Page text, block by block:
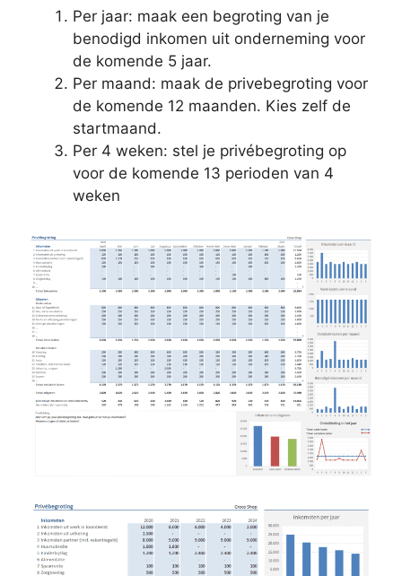
Per jaar: maak een begroting van je
benodigd inkomen uit onderneming voor
de komende 5 jaar.
Per maand: maak de privebegroting voor
de komende 12 maanden. Kies zelf de
startmaand.
Per 4 weken: stel je privébegroting op
voor de komende 13 perioden van 4
weken